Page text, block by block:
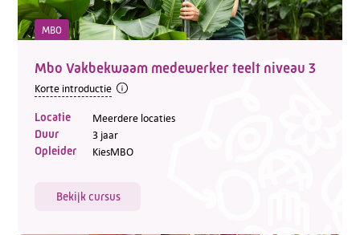
MBO
Mbo Vakbekwaam medewerker teelt niveau 3
Korte introductie
Locatie Meerdere locaties
Duur 3 jaar
Opleider KiesMBO
Bekijk cursus